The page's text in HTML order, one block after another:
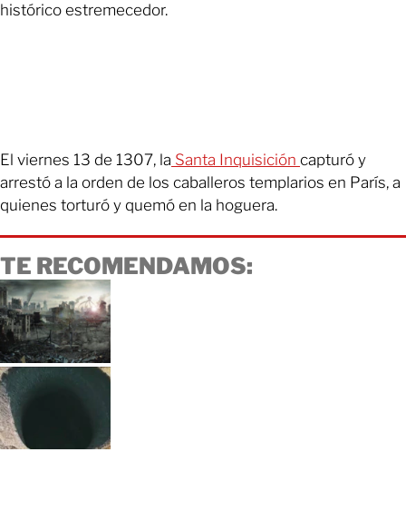
histórico estremecedor.
El viernes 13 de 1307, la Santa Inquisición capturó y
arrestó a la orden de los caballeros templarios en París, a
quienes torturó y quemó en la hoguera.
TE RECOMENDAMOS: